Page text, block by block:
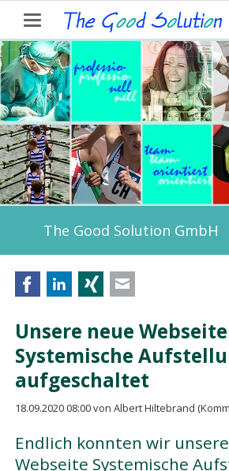
The Good Solution
FacebookLinkedIn Xing
Unsere neue Webseite
Systemische
aufgeschaltet
18.09.2020 08:00von Albert Hiltebrand
Endlich konnten wir
Webseite Systemische